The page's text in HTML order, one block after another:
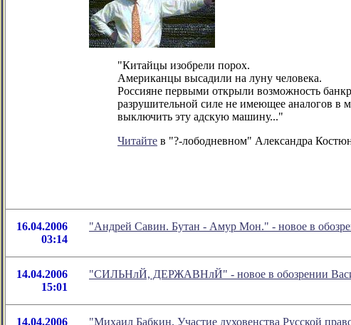
"Китайцы изобрели порох.
Американцы высадили на луну человека.
Россияне первыми открыли возможность
разрушительной силе не имеющее аналогов в
выключить эту адскую машину..."
Читайте в "?-лободневном" Александра
16.04.2006
03:14
"Андрей Савин. Бутан - Амур Мон." - новое в
14.04.2006
15:01
"СИЛЬНлЙ, ДЕРЖАВНлЙ" - новое в обозрении
14.04.2006
"Михаил Бабкин. Участие духовенства Русской